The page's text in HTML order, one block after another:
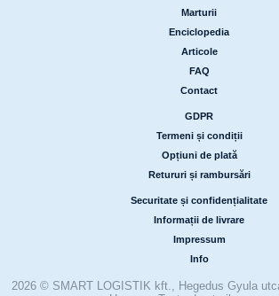
Marturii
Enciclopedia
Articole
FAQ
Contact
GDPR
Termeni și condiții
Opțiuni de plată
Retururi și rambursări
Securitate și confidențialitate
Informații de livrare
Impressum
Info
2026 © SMART LOGISTIK kft., Hegedus Gyula